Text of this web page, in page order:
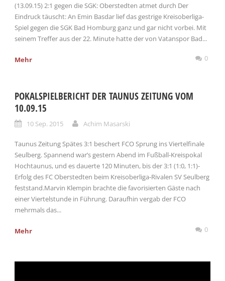
(13.09.15) 2:1 gegen die SGK: Oberstedten atmet durch Der
Eindruck täuscht: An Emin Basdar lief das gestrige Kreisoberliga-
Spiel gegen die SGK Bad Homburg ganz und gar nicht vorbei. Mit
seinem Treffer aus der 22. Minute hatte der von Vatanspor Bad...
Mehr 0
POKALSPIELBERICHT DER TAUNUS ZEITUNG VOM
10.09.15
10 Sep. 2015 Achim Masarski
Taunus Zeitung Spätes 3:1 beschert FCO Sprung ins Viertelfinale
Seulberg. Spannend war’s gestern Abend im Fußball-Kreispokal
Hochtaunus, und es dauerte 120 Minuten, bis der 3:1 (1:0, 1:1)-
Erfolg des FC Oberstedten beim Kreisoberliga-Rivalen SV Seulberg
feststand.Marvin Klempin brachte die favorisierten Gäste nach
einer Viertelstunde in Führung. Daraufhin vergab der FCO
mehrmals das...
Mehr 0